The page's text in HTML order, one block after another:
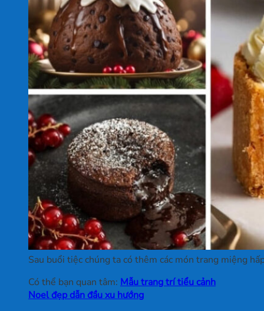
Sau buổi tiệc chúng ta có thêm các món trang miệng
Có thể bạn quan tâm: Mẫu trang trí tiểu cảnh
Noel đẹp dẫn đầu xu hướng